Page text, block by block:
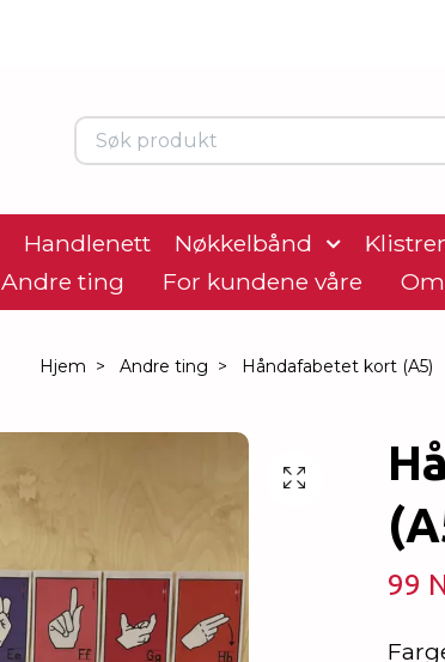
Handlenett Nøkkelbånd
Andre ting
For kundene våre
Hjem Andre ting Håndafabetet kort (A5)
99